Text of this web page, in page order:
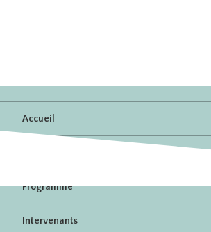
Accueil
Programme
Intervenants